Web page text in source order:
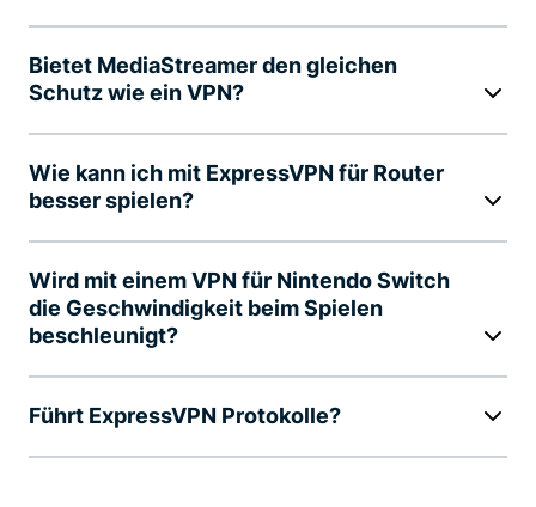
Bietet MediaStreamer den gleichen
Schutz wie ein VPN?
Wie kann ich mit ExpressVPN für Router
besser spielen?
Wird mit einem VPN für Nintendo Switch
die Geschwindigkeit beim Spielen
beschleunigt?
Führt ExpressVPN Protokolle?